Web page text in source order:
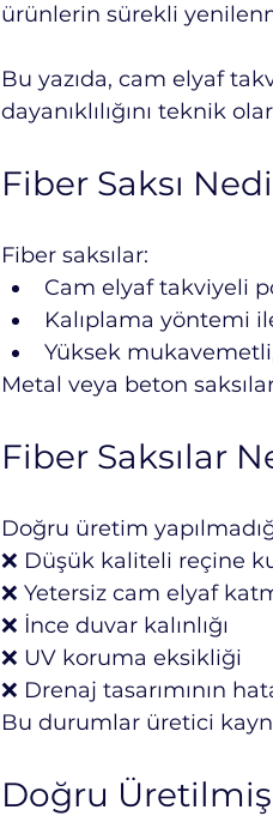
ürünlerin sürekli
Bu yazıda, cam elyaf
dayanıklılığını teknik
Fiber Saksı
Fiber saksılar:
Cam elyaf takviyeli
Kalıplama yöntemi
Yüksek
Metal veya beton
Fiber Saksılar
Doğru üretim
❌ Düşük kaliteli reçine
❌ Yetersiz cam elyaf
❌ İnce duvar kalınlığı
❌ UV koruma eksikliği
❌ Drenaj tasarımının
Bu durumlar üretici
Doğru Üretilmiş